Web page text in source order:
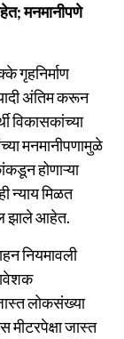
मनमानीपणे
गृहनिर्माण
यादी अंतिम करून
विकासकांच्या
मनमानीपणामुळे
होणाऱ्या
न्याय मिळत
झाले आहेत.
नियमावली
लोकसंख्या
मीटरपेक्षा जास्त